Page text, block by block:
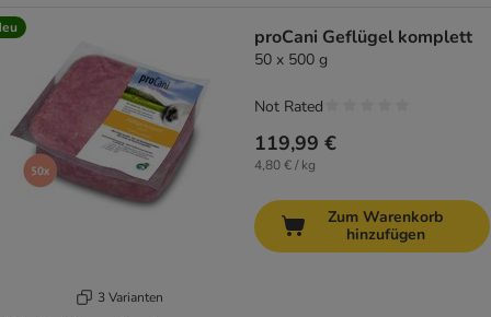
3 Varianten
proCani Geflügel komplett
50 x 500 g
119,99 €
4,80 € / kg
Not Rated
Zum Warenkorb
hinzufügen